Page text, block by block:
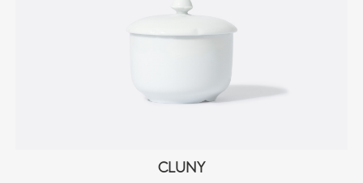
CLUNY